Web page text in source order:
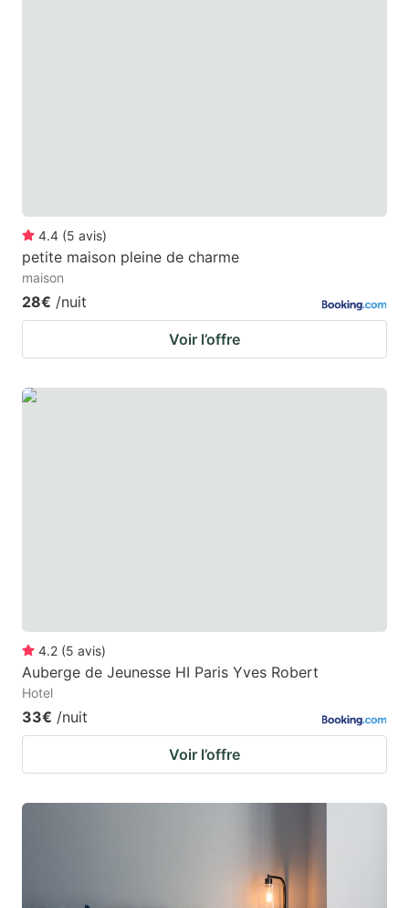
4.4 (5 avis)
petite maison pleine de charme
maison
28€ /nuit
Voir l’offre
4.2 (5 avis)
Auberge de Jeunesse HI Paris Yves Robert
Hotel
33€ /nuit
Voir l’offre